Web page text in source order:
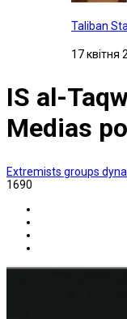
Taliban
17 квітня
IS al-
Medias
Extremists groups
1690